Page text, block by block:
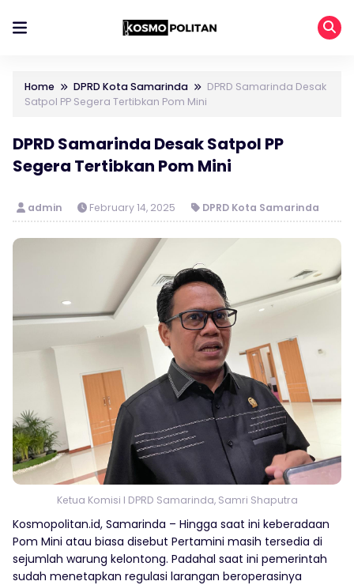
Home DPRD Kota Samarinda
DPRD Samarinda Desak
Satpol PP Segera Tertibkan Pom Mini
DPRD Samarinda Desak Satpol PP
Segera Tertibkan Pom Mini
admin February 14, 2025 DPRD Kota Samarinda
Ketua Komisi I DPRD Samarinda, Samri Shaputra
Kosmopolitan.id, Samarinda – Hingga saat ini keberadaan
Pom Mini atau biasa disebut Pertamini masih tersedia di
sejumlah warung kelontong. Padahal saat ini pemerintah
sudah menetapkan regulasi larangan beroperasinya